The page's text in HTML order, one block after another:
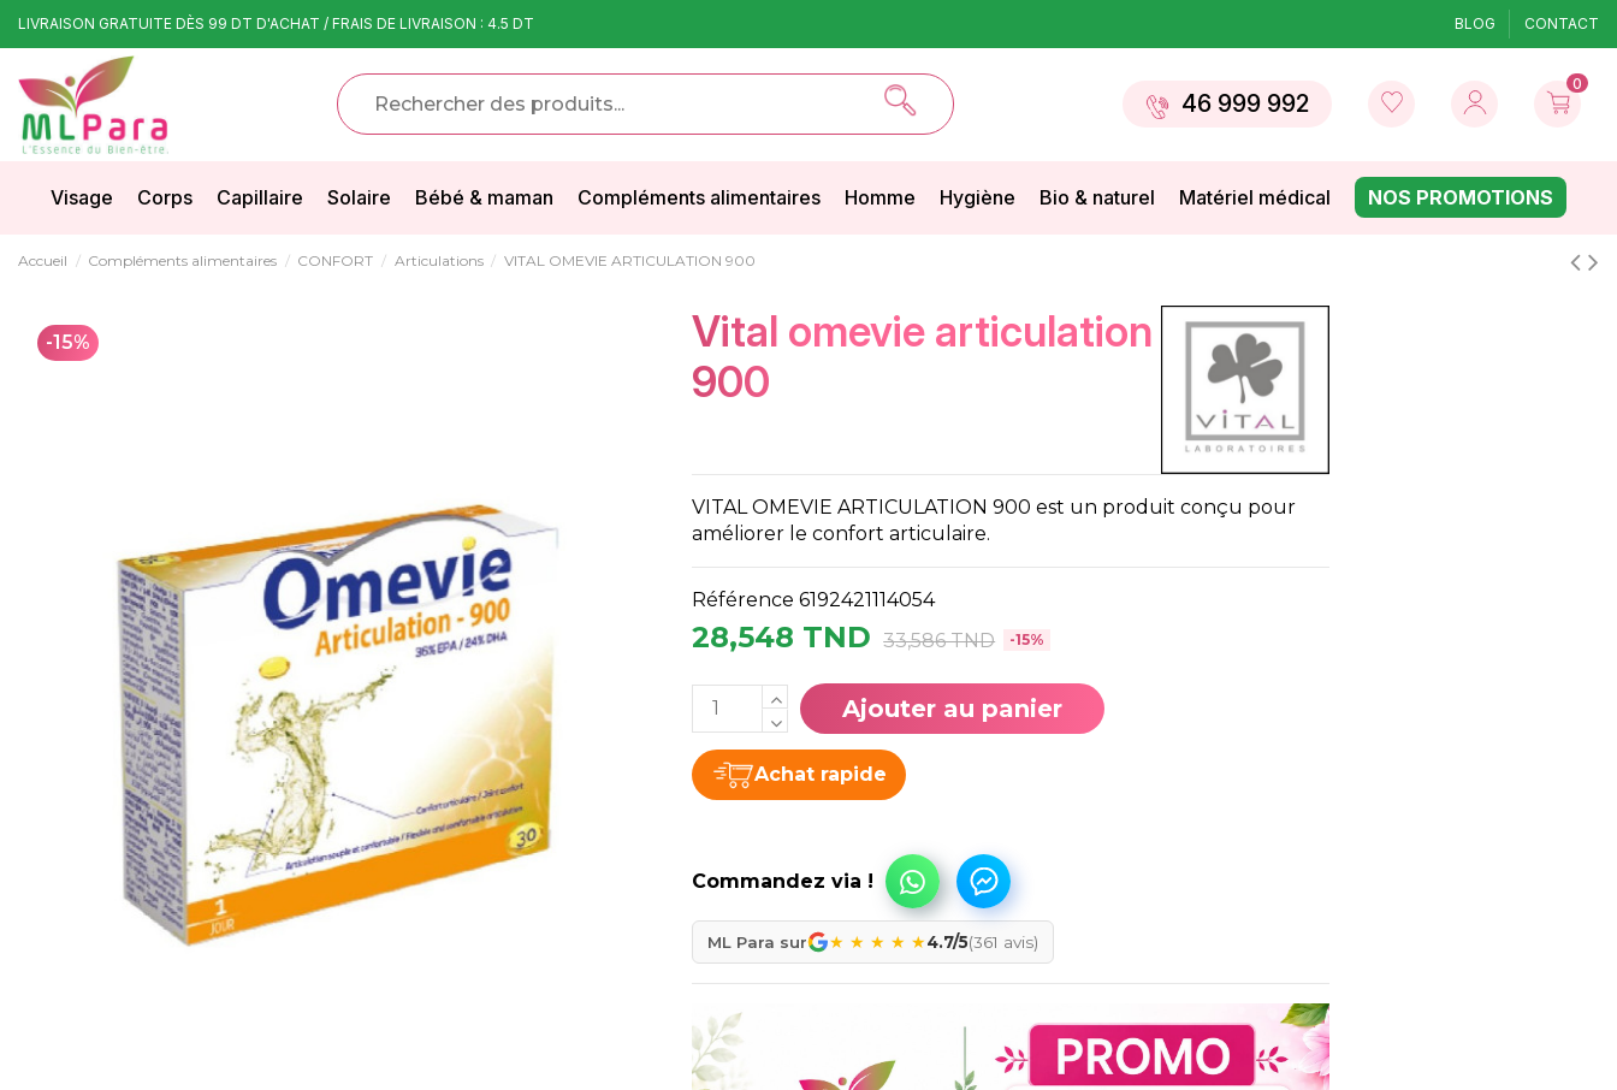
LIVRAISON GRATUITE DÈS 99 DT D'ACHAT / FRAIS DE LIVRAISON : 4.5 DT BLOG CONTACT
46 999 992
0
Visage Corps Capillaire Solaire Bébé & maman Compléments alimentaires Homme Hygiène Bio & naturel Matériel médical NOS PROMOTIONS
Accueil Compléments alimentaires CONFORT Articulations VITAL OMEVIE ARTICULATION 900
-15%
vital omevie articulation
900
VITAL OMEVIE ARTICULATION 900 est un produit conçu pour
améliorer le confort articulaire.
Référence 6192421114054
28,548 TND 33,586 TND -15%
Ajouter au panier
Achat rapide
ML Para sur ★ ★ ★ ★ ★4.7/5(361 avis)